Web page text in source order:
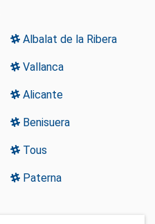
Albalat de la Ribera
Vallanca
Alicante
Benisuera
Tous
Paterna